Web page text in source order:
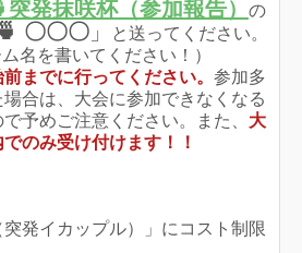
突発抹咲杯（参加報告）
の
〇〇〇 」
と送ってください。
名を書いてください！）
までに行ってください。 参加多
合は、大会に参加できなくなる
予めご注意ください。また、 大
のみ受け付けます！！
突発イカップル）」にコスト制限